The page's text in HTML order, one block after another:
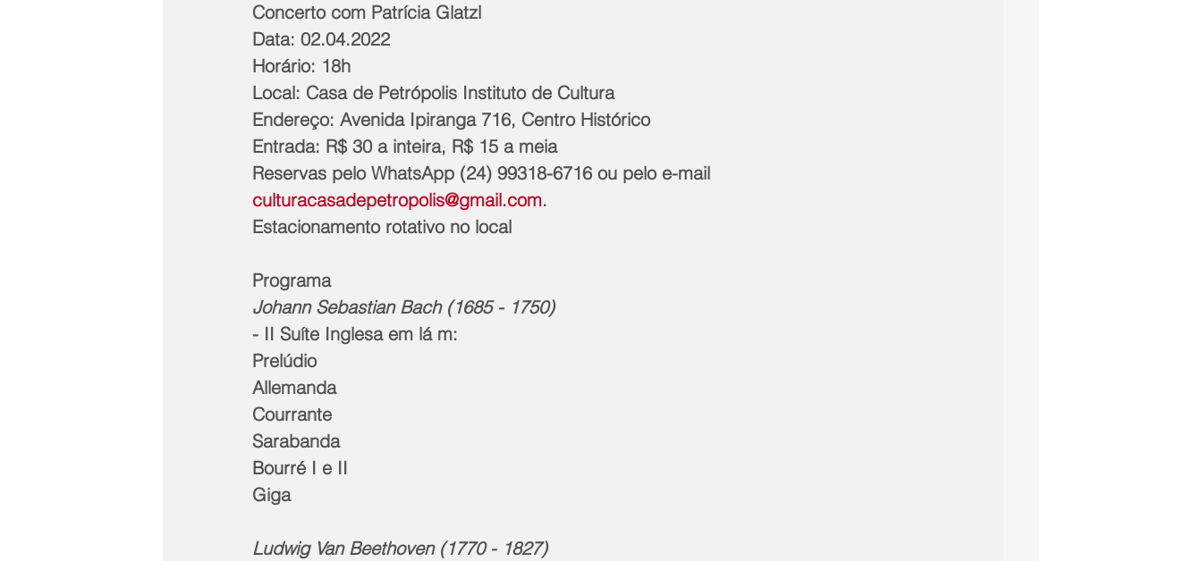
Concerto com Patrícia Glatzl
Data: 02.04.2022
Horário: 18h
Local: Casa de Petrópolis Instituto de Cultura
Endereço: Avenida Ipiranga 716, Centro Histórico
Entrada: R$ 30 a inteira, R$ 15 a meia
Reservas pelo WhatsApp (24) 99318-6716 ou pelo e-mail
culturacasadepetropolis@gmail.com.
Estacionamento rotativo no local
Programa
Johann Sebastian Bach (1685 - 1750)
- II Suíte Inglesa em lá m:
Prelúdio
Allemanda
Courrante
Sarabanda
Bourré I e II
Giga
Ludwig Van Beethoven (1770 - 1827)